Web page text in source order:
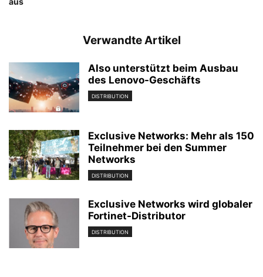
Verwandte Artikel
Also unterstützt beim Ausbau
des Lenovo-Geschäfts
DISTRIBUTION
Exclusive Networks: Mehr als 150
Teilnehmer bei den Summer
Networks
DISTRIBUTION
Exclusive Networks wird globaler
Fortinet-Distributor
DISTRIBUTION